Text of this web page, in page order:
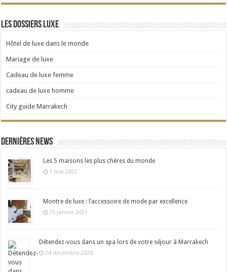
Les dossiers Luxe
Hôtel de luxe dans le monde
Mariage de luxe
Cadeau de luxe femme
cadeau de luxe homme
City guide Marrakech
Dernières news
Les 5 maisons les plus chères du monde
1 mai 2022
Montre de luxe : l’accessoire de mode par excellence
25 janvier 2021
Détendez-vous dans un spa lors de votre séjour à Marrakech
24 décembre 2020